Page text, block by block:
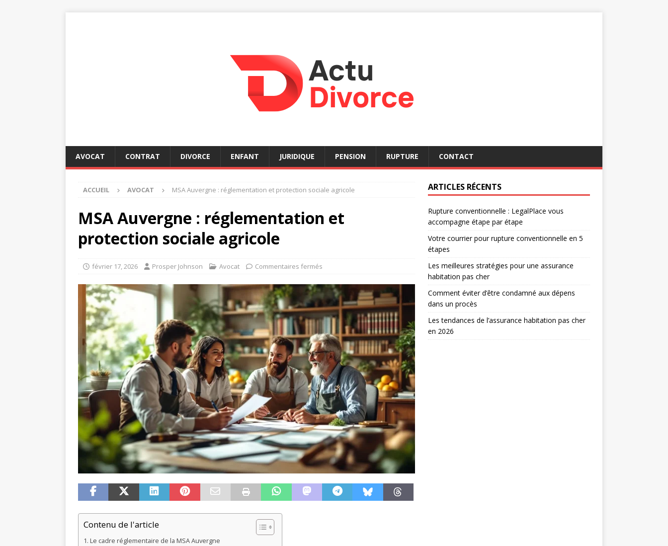
AVOCAT CONTRAT DIVORCE ENFANT JURIDIQUE PENSION RUPTURE CONTACT
ACCUEIL AVOCAT MSA Auvergne : réglementation et protection sociale agricole
MSA Auvergne : réglementation et
protection sociale agricole
février 17, 2026 Prosper Johnson Avocat Commentaires fermés
Contenu de l'article
Le cadre réglementaire de la MSA Auvergne
ARTICLES RÉCENTS
Rupture conventionnelle : LegalPlace vous
accompagne étape par étape
Votre courrier pour rupture conventionnelle en 5
étapes
Les meilleures stratégies pour une assurance
habitation pas cher
Comment éviter d’être condamné aux dépens
dans un procès
Les tendances de l’assurance habitation pas cher
en 2026